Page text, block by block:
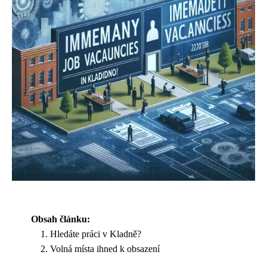
Obsah článku:
Hledáte práci v Kladně?
Volná místa ihned k obsazení